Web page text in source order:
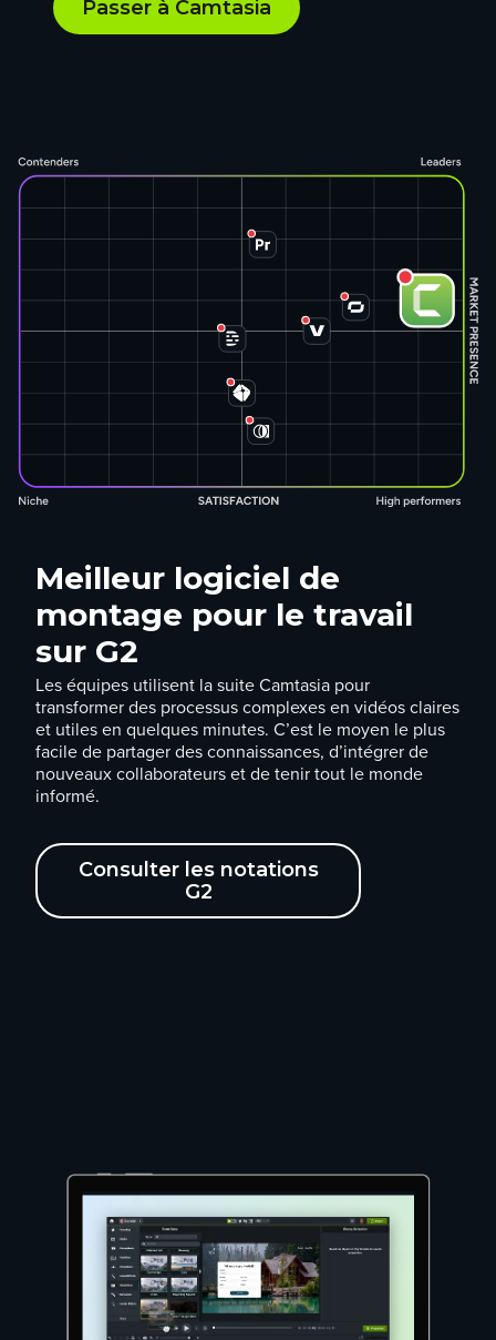
Passer à Camtasia
Meilleur logiciel de
montage pour le travail
sur G2
Les équipes utilisent la suite Camtasia pour
transformer des processus complexes en vidéos claires
et utiles en quelques minutes. C’est le moyen le plus
facile de partager des connaissances, d’intégrer de
nouveaux collaborateurs et de tenir tout le monde
informé.
Consulter les notations
G2